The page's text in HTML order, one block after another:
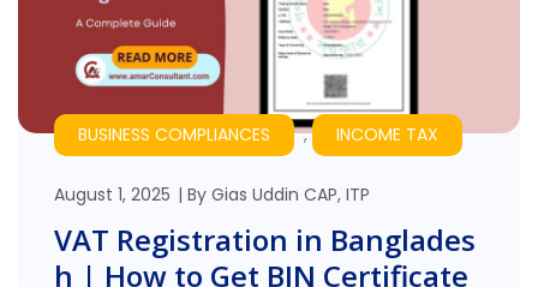
BUSINESS COMPLIANCES , INCOME TAX
August 1, 2025 By Gias Uddin CAP, ITP
VAT Registration in Banglades
h | How to Get BIN Certificate